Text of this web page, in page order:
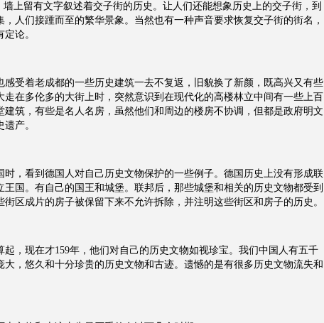
墙上留有文字叙述着交子街的历史。让人们还能想象历史上的交子街，到
，人们接踵而至的繁华景象。当然也有一种声音要求恢复交子街的街名，
论。
感受着老成都的一些历史建筑一去不复返，旧貌换了新颜，既高兴又有些
走在多伦多的大街上时，突然意识到在现代化的高楼林立中间有一些上百
建筑，有些是名人名房，虽然他们和周边的楼房不协调，但都是政府明文
产。
时，看到德国人对自己历史文物保护的一些例子。德国历史上没有形成联
王国。有自己的国王和城堡。联邦后，那些城堡和相关的历史文物都受到
区成片的房子被保留下来不允许拆除，并注明这些街区和房子的历史。
起，现在才159年，他们对自己的历史文物如视珍宝。我们中国人有五千
大，悠久和十分珍贵的历史文物和古迹。遗憾的是有很多历史文物流失和